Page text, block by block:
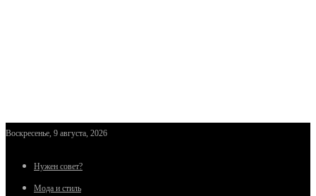
Воскресенье, 9 августа, 2026
Нужен совет?
Мода и стиль